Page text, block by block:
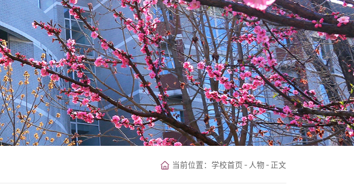
当前位置： 学校首页 - 人物 - 正文